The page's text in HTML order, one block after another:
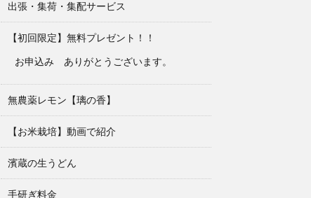
出張・集荷・集配サービス
【初回限定】無料プレゼント！！
お申込み ありがとうございます。
無農薬レモン【璃の香】
【お米栽培】動画で紹介
濱蔵の生うどん
手研ぎ料金